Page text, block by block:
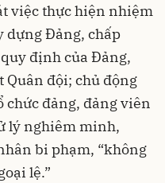
việc thực hiện nhiệm
dựng Đảng, chấp
định của Đảng,
Quân đội; chủ động
đảng, đảng viên
lý nghiêm minh,
bi phạm, “không
lệ.”